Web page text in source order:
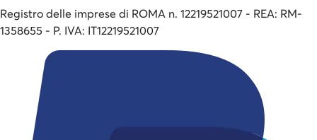
Registro delle imprese di ROMA n. 12219521007 - REA: RM-
1358655 - P. IVA: IT12219521007